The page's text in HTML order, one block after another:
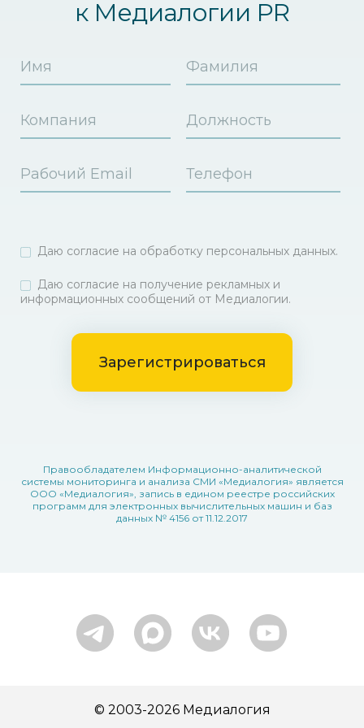
к Медиалогии PR
Даю согласие на обработку персональных данных.
Даю согласие на получение рекламных и
информационных сообщений от Медиалогии.
Зарегистрироваться
Правообладателем Информационно-аналитической
системы мониторинга и анализа СМИ «Медиалогия» является
ООО «Медиалогия», запись в едином реестре российских
программ для электронных вычислительных машин и баз
данных № 4156 от 11.12.2017
© 2003-2026 Медиалогия